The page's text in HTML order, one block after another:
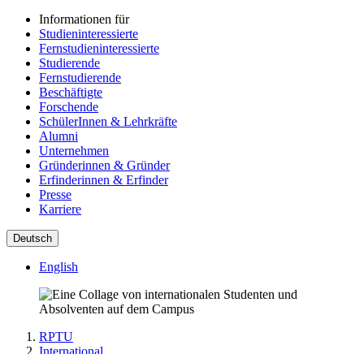
Informationen für
Studieninteressierte
Fernstudieninteressierte
Studierende
Fernstudierende
Beschäftigte
Forschende
SchülerInnen & Lehrkräfte
Alumni
Unternehmen
Gründerinnen & Gründer
Erfinderinnen & Erfinder
Presse
Karriere
Deutsch
English
RPTU